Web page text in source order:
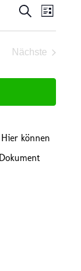
Suche
und
Suche
Liste
Nächste
können